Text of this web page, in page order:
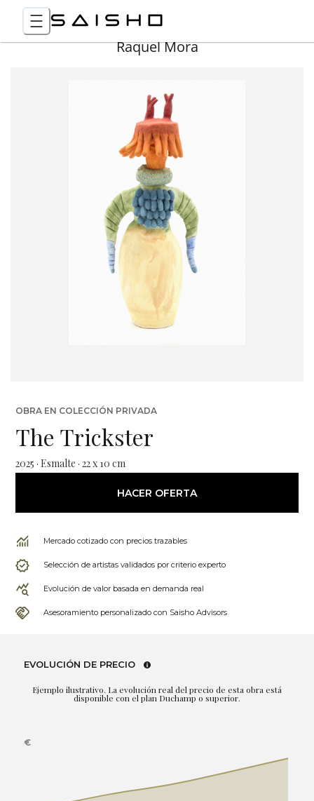
Raquel Mora
OBRA EN COLECCIÓN PRIVADA
The Trickster
2025 · Esmalte · 22 x 10 cm
HACER OFERTA
Mercado cotizado con precios trazables
Selección de artistas validados por criterio experto
Evolución de valor basada en demanda real
Asesoramiento personalizado con Saisho Advisors
EVOLUCIÓN DE PRECIO
Ejemplo ilustrativo. La evolución real del precio de esta obra está
disponible con el plan Duchamp o superior.